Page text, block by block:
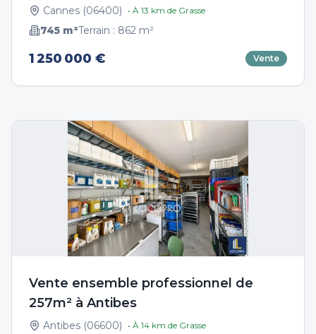
Cannes (06400) • À 13 km de Grasse
745 m²Terrain : 862 m²
1 250 000 € Vente
Vente ensemble professionnel de
257m² à Antibes
Antibes (06600) • À 14 km de Grasse